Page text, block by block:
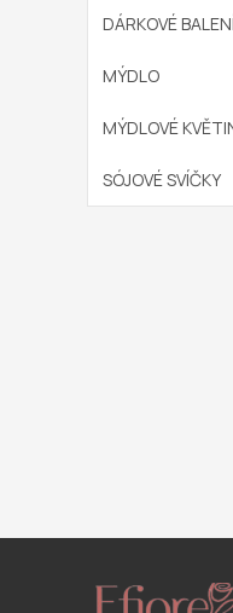
DÁRKOVÉ
MÝDLO
MÝDLOVÉ
SÓJOVÉ SVÍČKY